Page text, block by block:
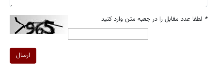
* لطفا عدد مقابل را در جعبه متن وارد کنید
ارسال